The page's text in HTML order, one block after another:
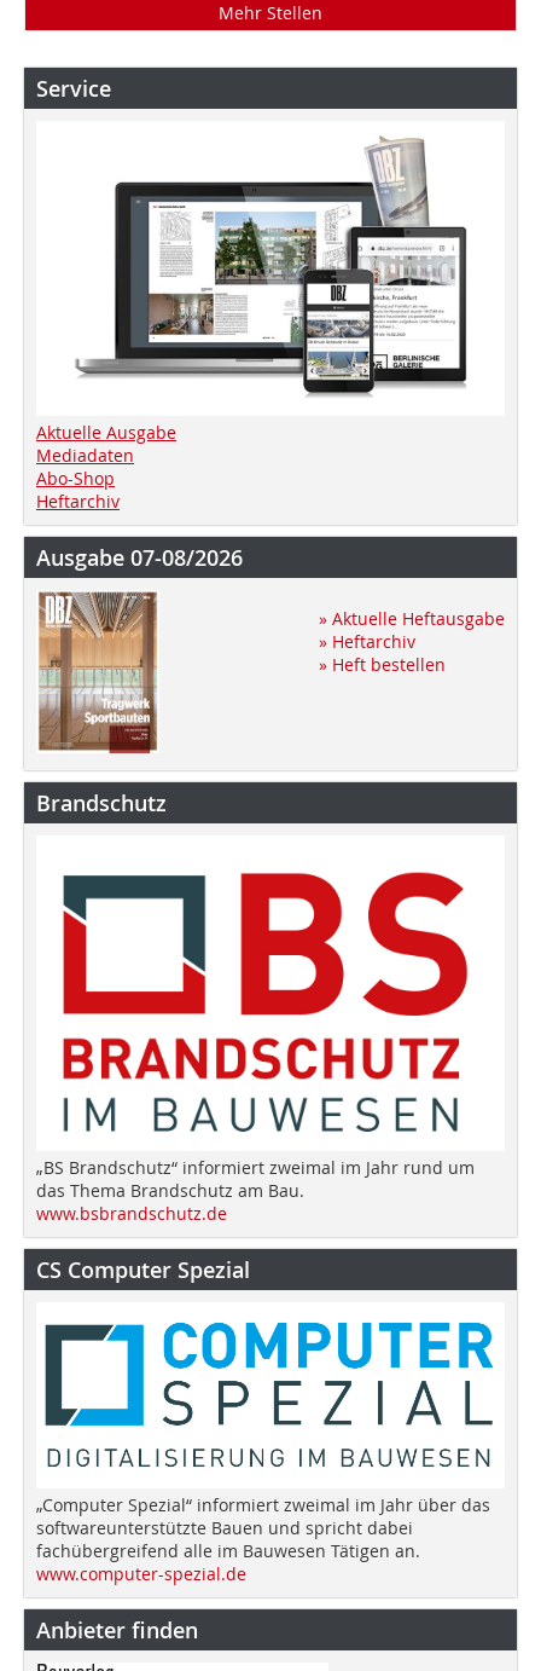
Mehr Stellen
Service
Aktuelle Ausgabe
Mediadaten
Abo-Shop
Heftarchiv
Ausgabe 07-08/2026
» Aktuelle Heftausgabe
» Heftarchiv
» Heft bestellen
Brandschutz
„BS Brandschutz“ informiert zweimal im Jahr rund um
das Thema Brandschutz am Bau.
www.bsbrandschutz.de
CS Computer Spezial
„Computer Spezial“ informiert zweimal im Jahr über das
softwareunterstützte Bauen und spricht dabei
fachübergreifend alle im Bauwesen Tätigen an.
www.computer-spezial.de
Anbieter finden